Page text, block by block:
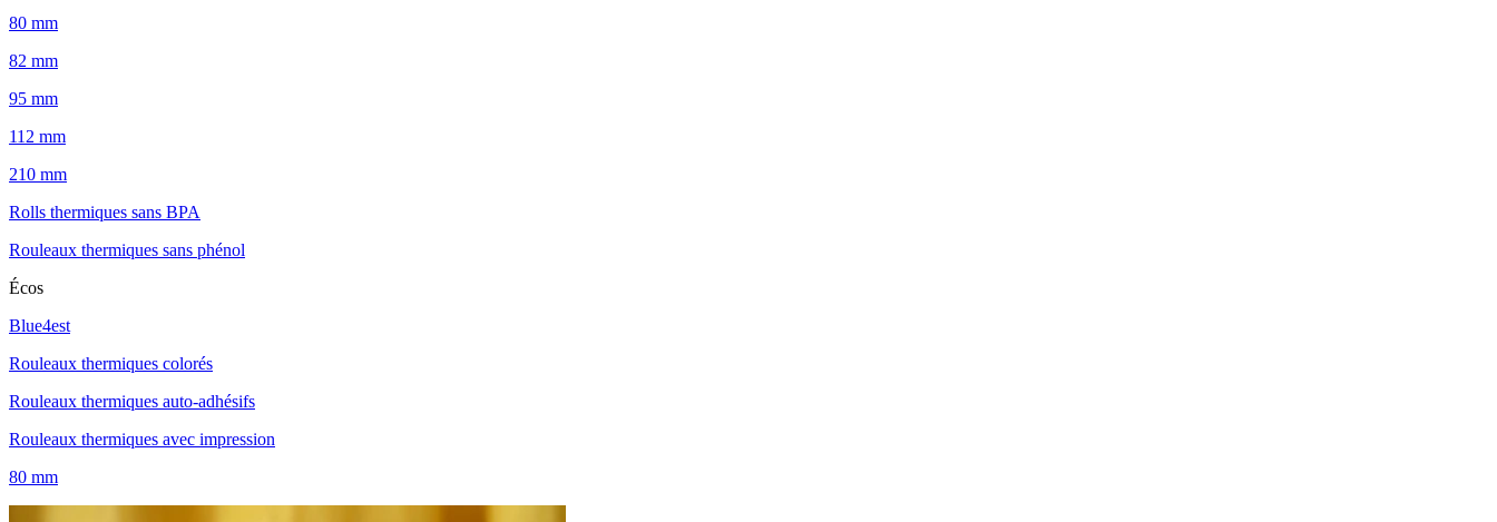
80 mm
82 mm
95 mm
112 mm
210 mm
Rolls thermiques sans BPA
Rouleaux thermiques sans phénol
Écos
Blue4est
Rouleaux thermiques colorés
Rouleaux thermiques auto-adhésifs
Rouleaux thermiques avec impression
80 mm